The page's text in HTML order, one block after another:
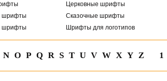
шрифты
шрифты
Церковные шрифты
Сказочные шрифты
Шрифты для логотипов
N O P Q R S T U V W X Y Z 1